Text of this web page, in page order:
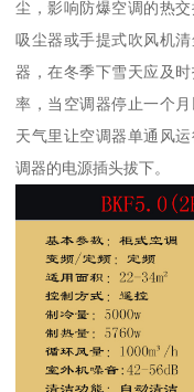
尘，影响防爆空调的热
吸尘器或手提式吹风机
器，在冬季下雪天应及
率，当空调器停止一个
天气里让空调器单通风
调器的电源插头拔下。